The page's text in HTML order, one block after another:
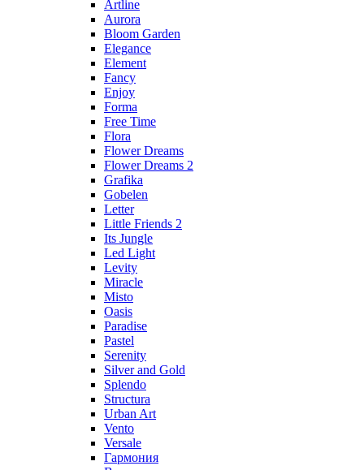
Artline
Aurora
Bloom Garden
Elegance
Element
Fancy
Enjoy
Forma
Free Time
Flora
Flower Dreams
Flower Dreams 2
Grafika
Gobelen
Letter
Little Friends 2
Its Jungle
Led Light
Levity
Miracle
Misto
Oasis
Paradise
Pastel
Serenity
Silver and Gold
Splendo
Structura
Urban Art
Vento
Versale
Гармония